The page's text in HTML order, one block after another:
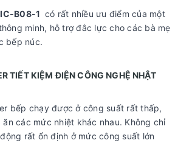
B08-1 có rất nhiều ưu điểm của một
minh, hỗ trợ đắc lực cho các bà mẹ
bếp núc.
TIẾT KIỆM ĐIỆN CÔNG NGHỆ NHẬT
bếp chạy được ở công suất rất thấp,
các mức nhiệt khác nhau. Không chỉ
rất ổn định ở mức công suất lớn